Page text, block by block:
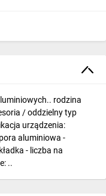
rodzina
/ oddzielny typ
urządzenia:
aluminiowa -
- liczba na
..